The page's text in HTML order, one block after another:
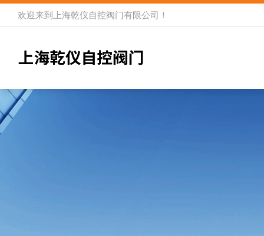
欢迎来到 上海乾仪自控阀门有限公司 ！